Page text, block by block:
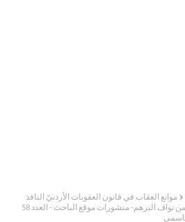
موانع العقاب في قانون العقوبات الأردنيّ النافذ
في الضفة الغربية - الأستاذة نورة أيمن نواف البرهم- منشورات موقع الباحث - العدد 58